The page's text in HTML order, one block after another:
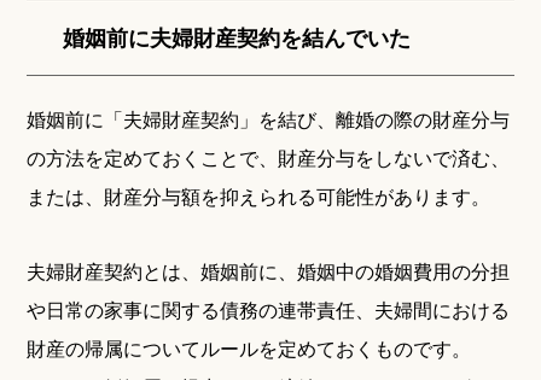
婚姻前に夫婦財産契約を結んでいた
婚姻前に「夫婦財産契約」を結び、離婚の際の財産分与
の方法を定めておくことで、財産分与をしないで済む、
または、財産分与額を抑えられる可能性があります。
夫婦財産契約とは、婚姻前に、婚姻中の婚姻費用の分担
や日常の家事に関する債務の連帯責任、夫婦間における
財産の帰属についてルールを定めておくものです。